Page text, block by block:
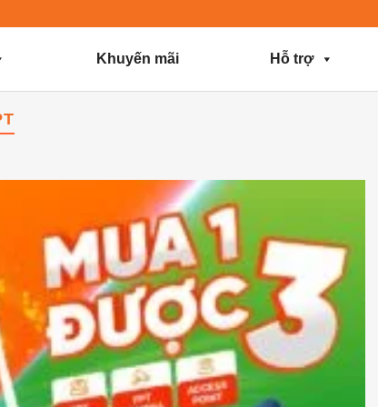
Khuyến mãi Hỗ trợ